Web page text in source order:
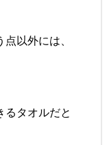
以外には、
るタオルだと